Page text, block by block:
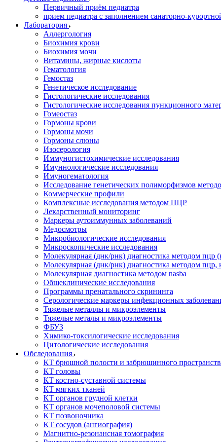
Первичный приём педиатра
прием педиатра с заполнением санаторно-
Лаборатория
Аллергология
Биохимия крови
Биохимия мочи
Витамины, жирные кислоты
Гематология
Гемостаз
Генетическое исследование
Гистологические исследования
Гистологические исследования пункционного
Гомеостаз
Гормоны крови
Гормоны мочи
Гормоны слюны
Изосерология
Иммуногистохимические исследования
Имуннологические исследования
Имуногематология
Исследование генетических полиморфизмов
Коммерческие профили
Комплексные исследования методом ПЦР
Лекарственный мониторинг
Маркеры аутоиммунных заболеваний
Медосмотры
Микробиологические исследования
Микроскопические исследования
Молекулярная (днк/рнк) диагностика методом пцр
Молекулярная (днк/рнк) диагностика методом пцр,
Молекулярная диагностика методом nasba
Общеклинические исследования
Программы пренатального скрининга
Серологические маркеры инфекционных
Тяжелые металлы и микроэлементы
Тяжелые металы и микроэлементы
ФБУЗ
Химико-токсилогические исследования
Цитологические исследования
Обследования
КТ брюшной полости и забрюшинного
КТ головы
КТ костно-суставной системы
КТ мягких тканей
КТ органов грудной клетки
КТ органов мочеполовой системы
КТ позвоночника
КТ сосудов (ангиография)
Магнитно-резонансная томография